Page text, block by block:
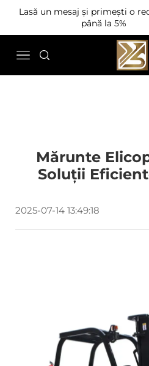
Lasă un mesaj și primești o
până la 5%
Mărunte
Soluții
2025-07-14 13:49:18